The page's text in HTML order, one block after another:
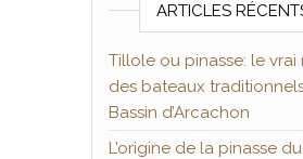
ARTICLES
Tillole ou pinasse: le vrai
des bateaux
Bassin d’Arcachon
L’origine de la pinasse